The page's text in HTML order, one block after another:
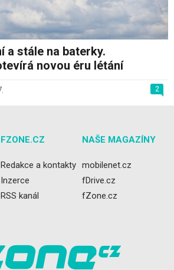
a stále na baterky.
novou éru létání
2
FZONE.CZ
Redakce a kontakty
Inzerce
RSS kanál
NAŠE MAGAZÍNY
mobilenet.cz
fDrive.cz
fZone.cz